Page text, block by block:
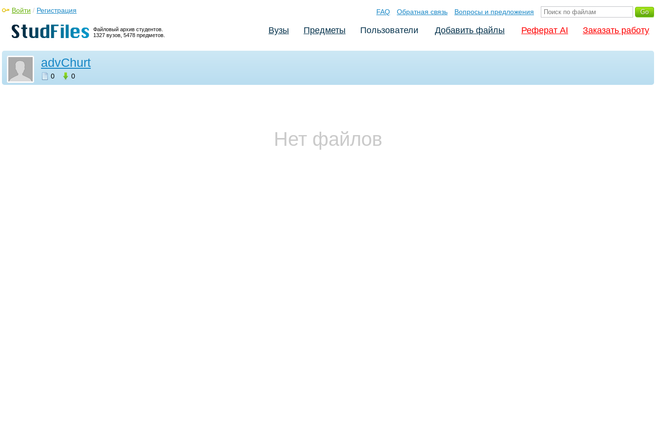
Файловый архив студентов.
1327 вузов, 5478 предметов.
Войти / Регистрация FAQ Обратная связь Вопросы и предложения
Вузы Предметы Пользователи Добавить файлы Реферат AI Заказать работу
advChurt
0 0
Нет файлов